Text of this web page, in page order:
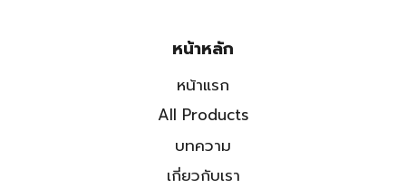
หน้าหลัก
หน้าแรก
All Products
บทความ
เกี่ยวกับเรา